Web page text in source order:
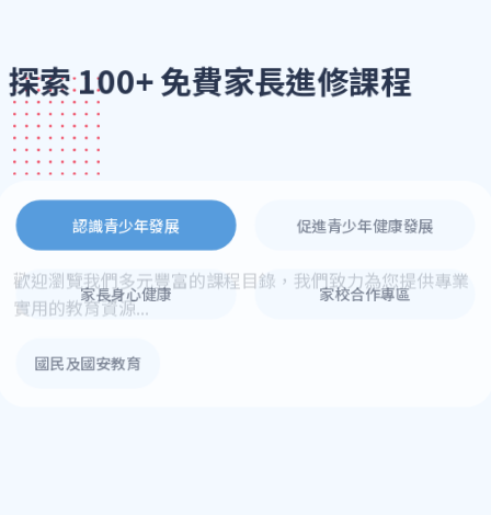
探索 100+ 免費家長進修課程
歡迎瀏覽我們多元豐富的課程目錄，我們致力為您提供專業
實用的教育資源...
認識青少年發展 促進青少年健康發展
家長身心健康 家校合作專區
國民及國安教育